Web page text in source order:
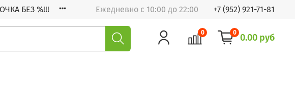
БЕЗ %!!! Ежедневно с 10:00 до 22:00 +7 (952) 921-71-81
0 0 0.00 руб